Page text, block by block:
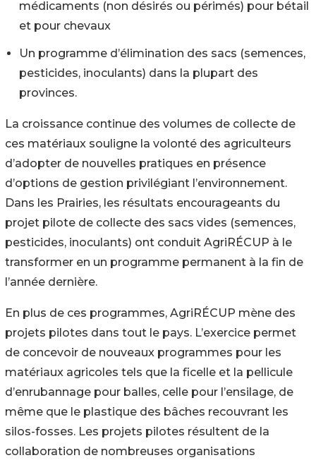
médicaments (non désirés ou périmés) pour bétail
et pour chevaux
Un programme d’élimination des sacs (semences,
pesticides, inoculants) dans la plupart des
provinces.
La croissance continue des volumes de collecte de
ces matériaux souligne la volonté des agriculteurs
d’adopter de nouvelles pratiques en présence
d’options de gestion privilégiant l’environnement.
Dans les Prairies, les résultats encourageants du
projet pilote de collecte des sacs vides (semences,
pesticides, inoculants) ont conduit AgriRÉCUP à le
transformer en un programme permanent à la fin de
l’année dernière.
En plus de ces programmes, AgriRÉCUP mène des
projets pilotes dans tout le pays. L’exercice permet
de concevoir de nouveaux programmes pour les
matériaux agricoles tels que la ficelle et la pellicule
d’enrubannage pour balles, celle pour l’ensilage, de
même que le plastique des bâches recouvrant les
silos-fosses. Les projets pilotes résultent de la
collaboration de nombreuses organisations